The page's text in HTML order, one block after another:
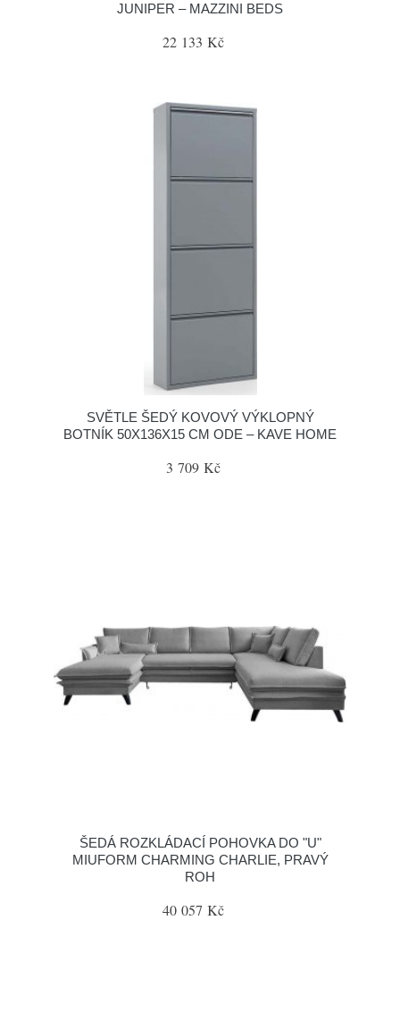
JUNIPER – MAZZINI BEDS
22 133 Kč
SVĚTLE ŠEDÝ KOVOVÝ VÝKLOPNÝ
BOTNÍK 50X136X15 CM ODE – KAVE HOME
3 709 Kč
ŠEDÁ ROZKLÁDACÍ POHOVKA DO "U"
MIUFORM CHARMING CHARLIE, PRAVÝ
ROH
40 057 Kč